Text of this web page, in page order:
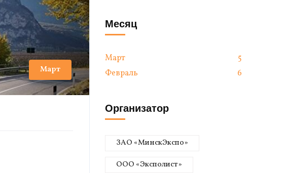
Март
Месяц
Март
5
Февраль
6
Организатор
ЗАО «МинскЭкспо»
ООО «Эксполист»